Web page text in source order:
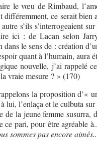
le vœu de Rimbaud,
différemment, ce serait bien
s’ils s’interrogeaient
ici : de Lacan selon
dans le sens de : création
quant à l’humain, aura
nouvelle, j’ai rappelé
vraie mesure ? » (170)
la proposition d’«
à lui, l’enlaça et le culbuta
de la jeune femme
ce pari, pour être agréable
sommes pas encore